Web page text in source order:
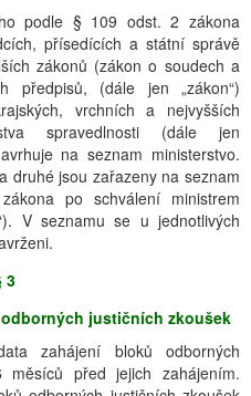
podle § 109 odst. 2 zákona
přísedících a státní správě
zákonů (zákon o soudech a
předpisů, (dále jen „zákon“)
vrchních a nejvyšších
spravedlnosti (dále jen
na seznam ministerstvo.
druhé jsou zařazeny na seznam
po schválení ministrem
V seznamu se u jednotlivých
3
justičních zkoušek
zahájení bloků odborných
měsíců před jejich zahájením.